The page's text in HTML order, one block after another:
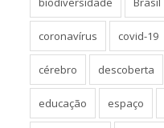
coronavírus covid-19
cérebro descoberta
educação espaço